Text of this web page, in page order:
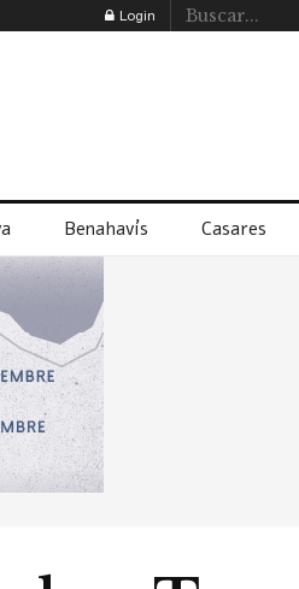
Login
Benahavís Casares